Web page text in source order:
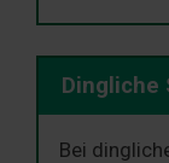
Dingliche
Bei